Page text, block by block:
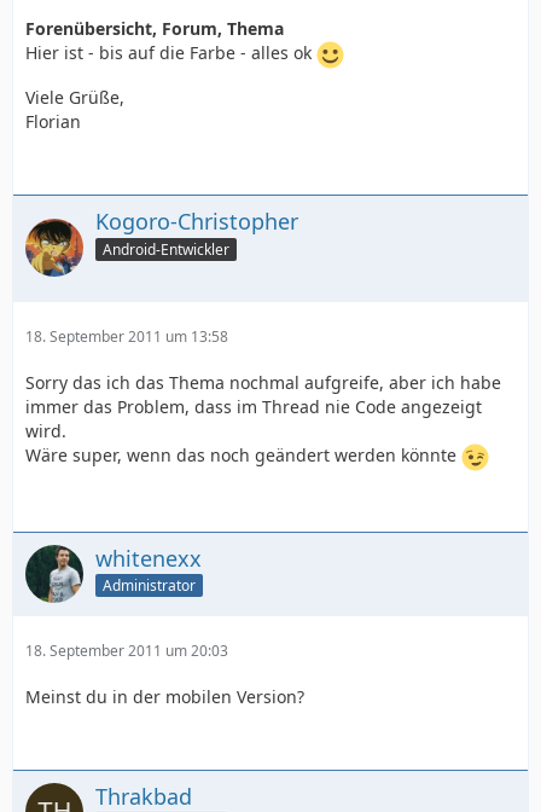
Forenübersicht, Forum, Thema
Hier ist - bis auf die Farbe - alles ok
Viele Grüße,
Florian
Kogoro-Christopher
Android-Entwickler
18. September 2011 um 13:58
Sorry das ich das Thema nochmal aufgreife, aber ich habe
immer das Problem, dass im Thread nie Code angezeigt
wird.
Wäre super, wenn das noch geändert werden könnte
whitenexx
Administrator
18. September 2011 um 20:03
Meinst du in der mobilen Version?
Thrakbad